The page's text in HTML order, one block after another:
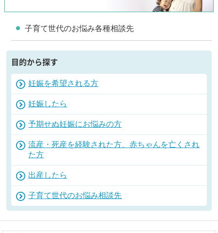
子育て世代のお悩み各種相談先
目的から探す
妊娠を希望される方
妊娠したら
予期せぬ妊娠にお悩みの方
流産・死産を経験された方、赤ちゃんを亡くされ
た方
出産したら
子育て世代のお悩み相談先